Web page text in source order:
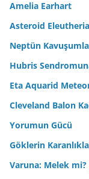
Amelia Earhart
Asteroid
Neptün
Hubris
Eta Aquarid
Cleveland Balon
Yorumun Gücü
Göklerin
Varuna: Melek mi?